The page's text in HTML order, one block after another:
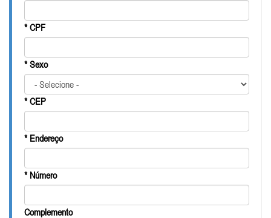
* CPF
* Sexo
* CEP
* Endereço
* Número
Complemento